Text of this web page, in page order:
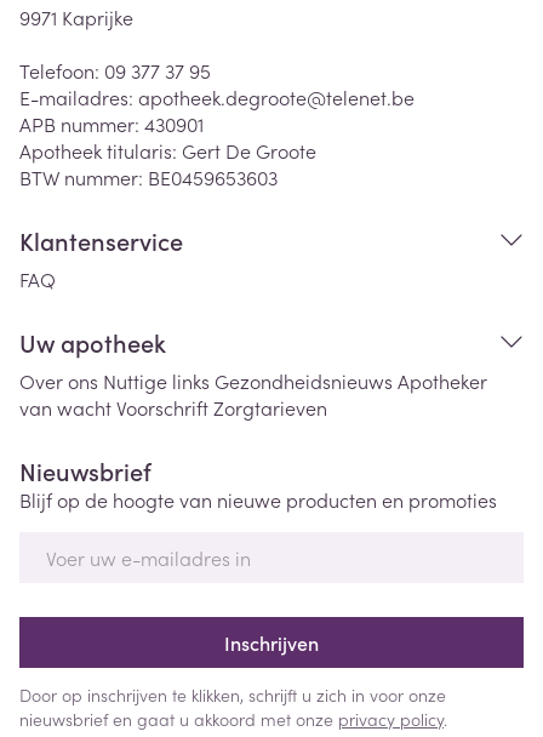
9971 Kaprijke
Telefoon: 09 377 37 95
E-mailadres: apotheek.degroote@telenet.be
APB nummer: 430901
Apotheek titularis: Gert De Groote
BTW nummer: BE0459653603
Klantenservice
FAQ
Uw apotheek
Over ons Nuttige links Gezondheidsnieuws Apotheker
van wachtVoorschriftZorgtarieven
Nieuwsbrief
Blijf op de hoogte van nieuwe producten en promoties
Inschrijven
Door op inschrijven te klikken, schrijft u zich in voor onze
nieuwsbrief en gaat u akkoord met onze privacy policy.